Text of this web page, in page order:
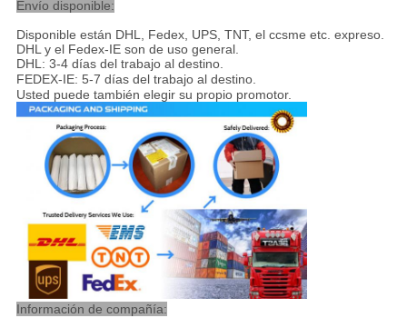
Envío disponible:
Disponible están DHL, Fedex, UPS, TNT, el ccsme etc. expreso.
DHL y el Fedex-IE son de uso general.
DHL: 3-4 días del trabajo al destino.
FEDEX-IE: 5-7 días del trabajo al destino.
Usted puede también elegir su propio promotor.
Información de compañía: